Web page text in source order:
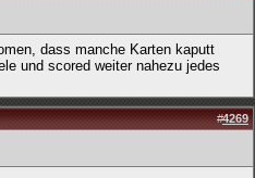
dass manche Karten kaputt
und scored weiter nahezu jedes
#4269